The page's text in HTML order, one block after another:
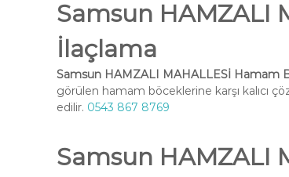
Samsun HAMZALI
İlaçlama
Samsun HAMZALI MAHALLESİ Hamam
görülen hamam böceklerine karşı kalıcı
edilir. 0543 867 8769
Samsun HAMZALI